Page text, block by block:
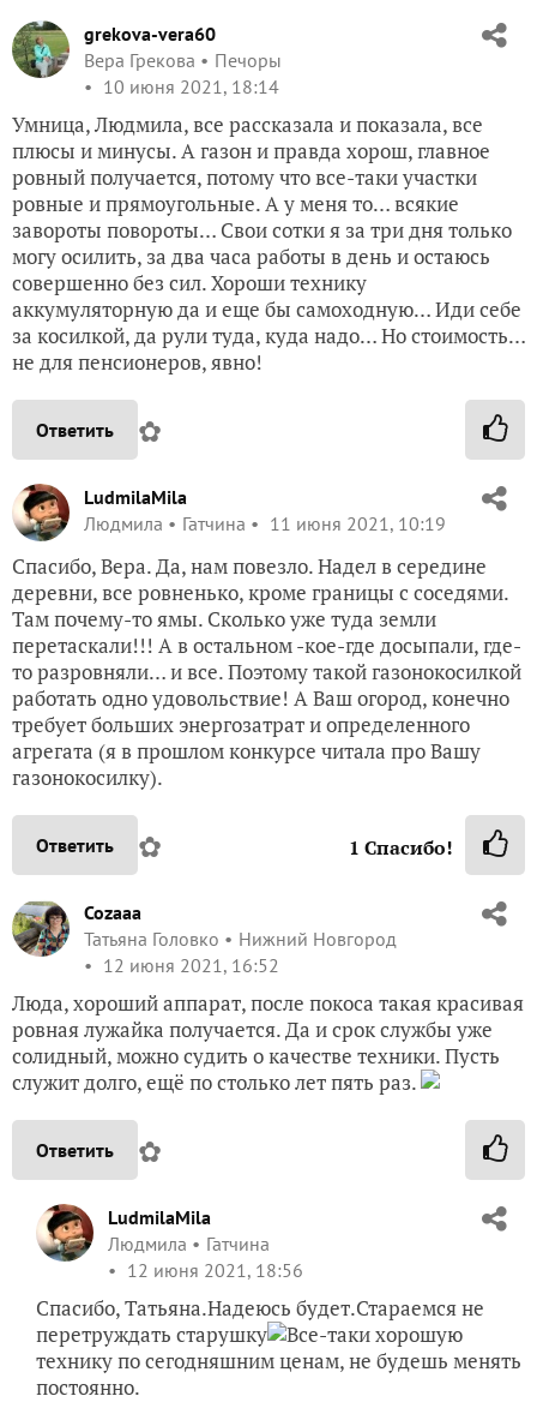
grekova-vera60
Вера Грекова
Печоры
10 июня 2021, 18:14
Умница, Людмила, все рассказала и показала, все
плюсы и минусы. А газон и правда хорош, главное
ровный получается, потому что все-таки участки
ровные и прямоугольные. А у меня то… всякие
завороты повороты… Свои сотки я за три дня только
могу осилить, за два часа работы в день и остаюсь
совершенно без сил. Хороши технику
аккумуляторную да и еще бы самоходную… Иди себе
за косилкой, да рули туда, куда надо… Но стоимость…
не для пенсионеров, явно!
Ответить ✿
LudmilaMila
Людмила
Гатчина 11 июня 2021, 10:19
Спасибо, Вера. Да, нам повезло. Надел в середине
деревни, все ровненько, кроме границы с соседями.
Там почему-то ямы. Сколько уже туда земли
перетаскали!!! А в остальном -кое-где досыпали, где-
то разровняли… и все. Поэтому такой газонокосилкой
работать одно удовольствие! А Ваш огород, конечно
требует больших энергозатрат и определенного
агрегата (я в прошлом конкурсе читала про Вашу
газонокосилку).
Ответить ✿ 1 Спасибо!
Cozaaa
Татьяна Головко
Нижний Новгород
12 июня 2021, 16:52
Люда, хороший аппарат, после покоса такая красивая
ровная лужайка получается. Да и срок службы уже
солидный, можно судить о качестве техники. Пусть
служит долго, ещё по столько лет пять раз.
Ответить ✿
LudmilaMila
Людмила
Гатчина
12 июня 2021, 18:56
Спасибо, Татьяна.Надеюсь будет.Стараемся не
перетруждать старушку
Все-таки хорошую
технику по сегодняшним ценам, не будешь менять
постоянно.